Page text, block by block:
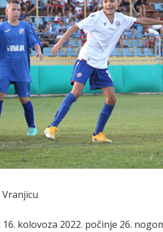
kolovoza 2022. počinje 26.